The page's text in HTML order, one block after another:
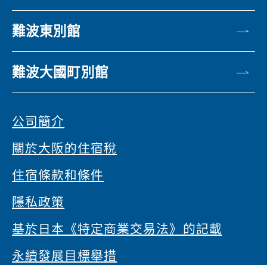
難波東別館
難波大國町別館
公司簡介
關於大阪的住宿稅
住宿條款和條件
隱私政策
基於日本《特定商業交易法》的記載
永續發展目標舉措